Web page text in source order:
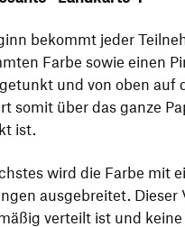
bekommt jeder
Farbe sowie einen
und von oben auf
somit über das ganze
ist.
wird die Farbe mit
ausgebreitet. Dieser
verteilt ist und